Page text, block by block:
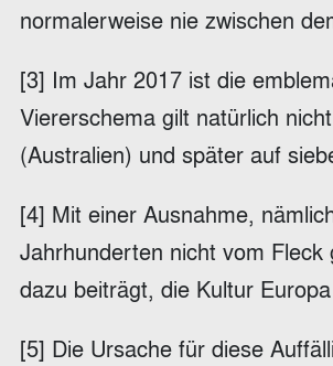
normalerweise nie zwischen
[3] Im Jahr 2017 ist die
Viererschema gilt natürlich
(Australien) und später auf
[4] Mit einer Ausnahme,
Jahrhunderten nicht vom
dazu beiträgt, die Kultur
[5] Die Ursache für diese